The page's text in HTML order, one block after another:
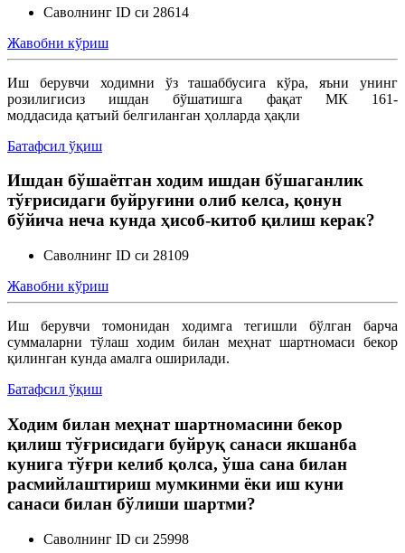
Меҳнатга оид муносабатларни бекор қилиш
Ишга қабул қилиш
Саволнинг ID си 28614
Жавобни кўриш
Иш берувчи ходимни ўз ташаббусига кўра, яъни унинг
розилигисиз ишдан бўшатишга фақат МК 161-
моддасида қатъий белгиланган ҳолларда ҳақли
Батафсил ўқиш
Ишдан бўшаётган ходим ишдан бўшаганлик
тўғрисидаги буйруғини олиб келса, қонун
бўйича неча кунда ҳисоб-китоб қилиш керак?
Саволнинг ID си 28109
Жавобни кўриш
Иш берувчи томонидан ходимга тегишли бўлган барча
суммаларни тўлаш ходим билан меҳнат шартномаси бекор
қилинган кунда амалга оширилади.
Батафсил ўқиш
Ходим билан меҳнат шартномасини бекор
қилиш тўғрисидаги буйруқ санаси якшанба
кунига тўғри келиб қолса, ўша сана билан
расмийлаштириш мумкинми ёки иш куни
санаси билан бўлиши шартми?
Саволнинг ID си 25998